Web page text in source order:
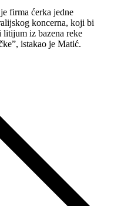
firma ćerka jedne
koncerna, koji bi
litijum iz bazena reke
istakao je Matić.